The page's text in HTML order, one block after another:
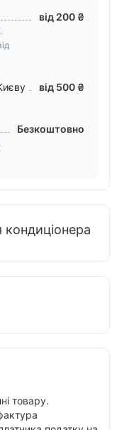
від 200 ₴
від 500 ₴
Безкоштовно
товару.